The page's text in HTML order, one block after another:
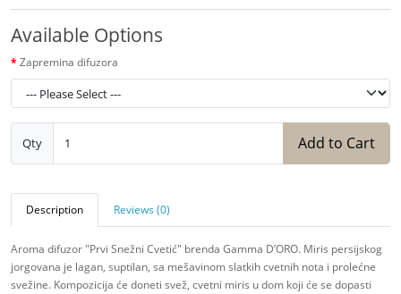
Available Options
Zapremina difuzora
Qty Add to Cart
Description Reviews (0)
Aroma difuzor "Prvi Snežni Cvetić" brenda Gamma D’ORO. Miris persijskog
jorgovana je lagan, suptilan, sa mešavinom slatkih cvetnih nota i prolećne
svežine. Kompozicija će doneti svež, cvetni miris u dom koji će se dopasti